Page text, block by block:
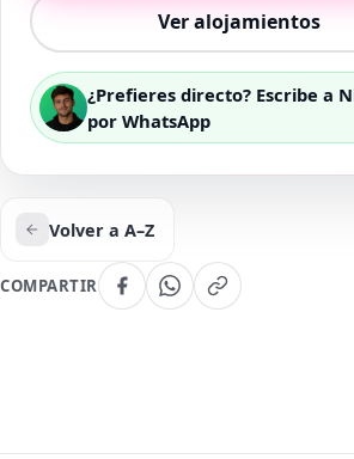
Ver alojamientos
¿Prefieres directo? Escribe a
por WhatsApp
Volver a A–Z
COMPARTIR